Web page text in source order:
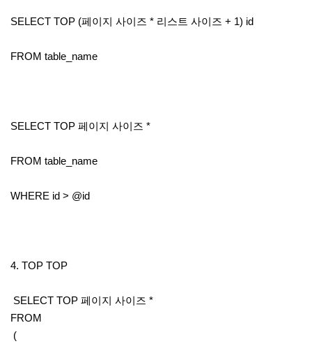
SELECT TOP (페이지 사이즈 * 리스트 사이즈 + 1) id
FROM table_name
SELECT TOP 페이지 사이즈 *
FROM table_name
WHERE id > @id
4. TOP TOP
SELECT TOP 페이지 사이즈 *
FROM
(